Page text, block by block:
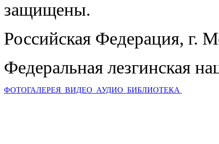
защищены.
Российская Федерация, г.
Федеральная лезгинская
ФОТОГАЛЕРЕЯ ВИДЕО АУДИО БИБЛИОТЕКА